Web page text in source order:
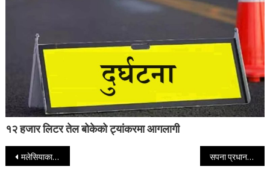
१२ हजार लिटर तेल बोकेको ट्यांकरमा आगलागी
Post navigation
मलेसियाका पूर्वप्रधानमन्त्री रजाकले सरकारी कम्पनीलाई सवा अर्ब डलर तिर्नुपर्ने अदालतको आदेश सपना प्रधान मल्ल आजदेखि कायम मुकायम प्रधानन्यायाधीश